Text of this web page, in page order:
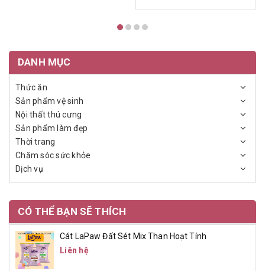
DANH MỤC
Thức ăn
Sản phẩm vệ sinh
Nội thất thú cưng
Sản phẩm làm đẹp
Thời trang
Chăm sóc sức khỏe
Dịch vụ
CÓ THỂ BẠN SẼ THÍCH
Cát LaPaw Đất Sét Mix Than Hoạt Tính
Liên hệ